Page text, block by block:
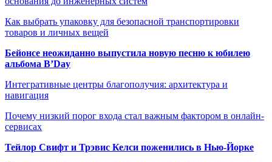
Как выбрать упаковку для безопасной транспортировки
товаров и личных вещей
Бейонсе неожиданно выпустила новую песню к юбилею
альбома B’Day
Интегративные центры благополучия: архитектура и
навигация
Почему низкий порог входа стал важным фактором в онлайн-
сервисах
Тейлор Свифт и Трэвис Келси поженились в Нью-Йорке